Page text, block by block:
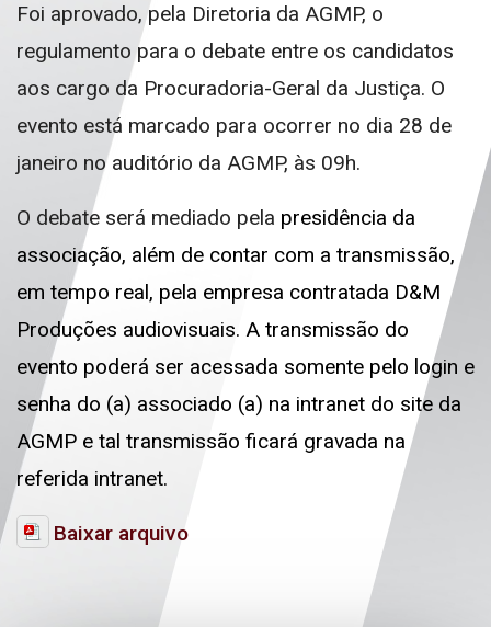
Foi aprovado, pela Diretoria da AGMP, o
regulamento para o debate entre os candidatos
aos cargo da Procuradoria-Geral da Justiça. O
evento está marcado para ocorrer no dia 28 de
janeiro no auditório da AGMP, às 09h.
O debate será mediado pela presidência da
associação, além de contar com a transmissão,
em tempo real, pela empresa contratada D&M
Produções audiovisuais. A transmissão do
evento poderá ser acessada somente pelo login e
senha do (a) associado (a) na intranet do site da
AGMP e tal transmissão ficará gravada na
referida intranet.
Baixar arquivo